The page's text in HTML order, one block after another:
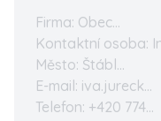
Firma: Obec...
Kontaktní osoba:
Město: Štábl...
E-mail: iva.jureck...
Telefon: +420 774...